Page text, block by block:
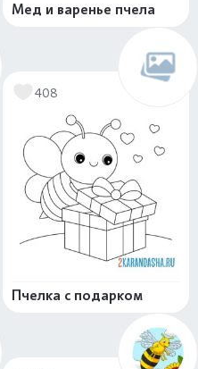
Мед и варенье пчела
408
Пчелка с подарком